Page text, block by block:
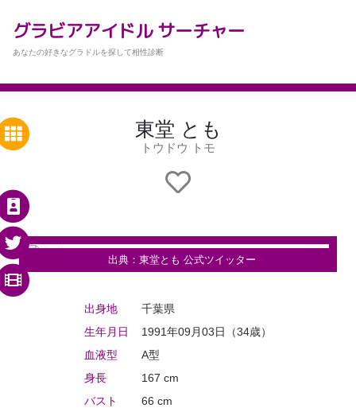
グラビアアイドル サーチャー
あなたの好きなグラドルを探して相性診断
東堂 とも
トウドウ トモ
出典： 東堂とも 公式ツイッター
出身地
千葉県
生年月日
1991年09月03日（34歳）
血液型
A型
身長
167 cm
バスト
66 cm